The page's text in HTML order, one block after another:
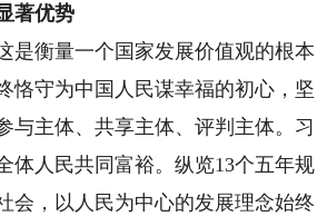
著优势
衡量一个国家发展价值观的根本
恪守为中国人民谋幸福的初心，坚
与主体、共享主体、评判主体。习
体人民共同富裕。纵览13个五年规
会，以人民为中心的发展理念始终